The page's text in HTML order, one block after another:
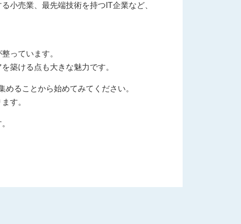
小売業、最先端技術を持つIT企業など、
っています。
築ける点も大きな魅力です。
ることから始めてみてください。
す。